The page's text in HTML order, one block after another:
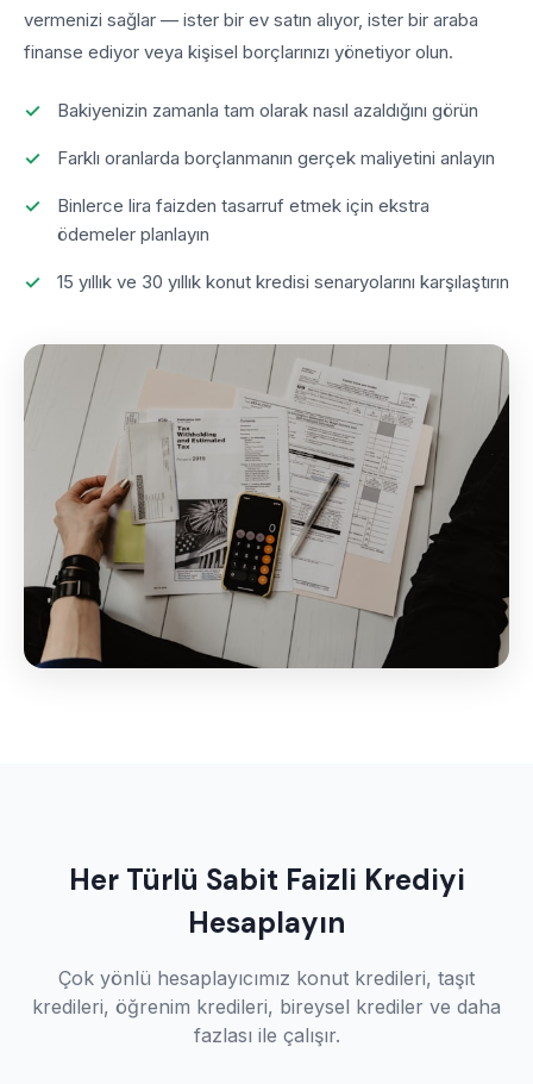
vermenizi sağlar — ister bir ev satın alıyor, ister bir araba
finanse ediyor veya kişisel borçlarınızı yönetiyor olun.
Bakiyenizin zamanla tam olarak nasıl azaldığını görün
Farklı oranlarda borçlanmanın gerçek maliyetini anlayın
Binlerce lira faizden tasarruf etmek için ekstra
ödemeler planlayın
15 yıllık ve 30 yıllık konut kredisi senaryolarını karşılaştırın
Her Türlü Sabit Faizli Krediyi
Hesaplayın
Çok yönlü hesaplayıcımız konut kredileri, taşıt
kredileri, öğrenim kredileri, bireysel krediler ve daha
fazlası ile çalışır.